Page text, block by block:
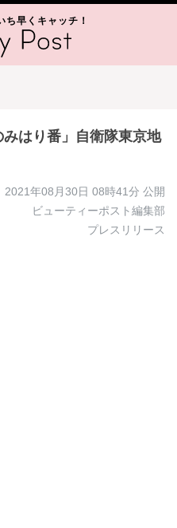
ち早くキャッチ！
はり番」自衛隊東京地
2021年08月30日 08時41分 公開
ビューティーポスト編集部
プレスリリース